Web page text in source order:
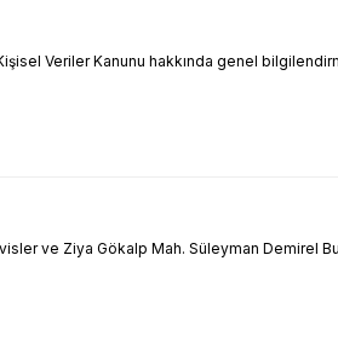
Veriler Kanunu hakkında genel
ve Ziya Gökalp Mah. Süleyman Demirel